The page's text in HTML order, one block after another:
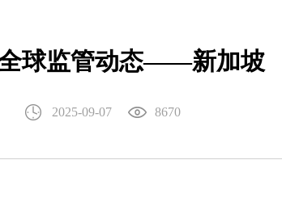
球监管动态——新加坡
2025-09-07 8670